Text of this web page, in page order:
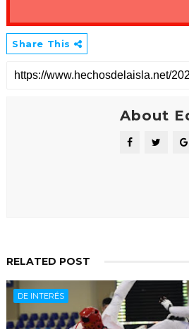
Share This
About
RELATED POST
DE INTERÉS